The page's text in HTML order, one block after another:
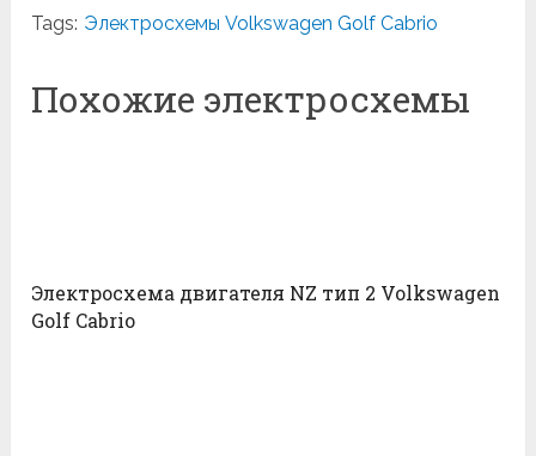
Tags: Электросхемы Volkswagen Golf Cabrio
Похожие электросхемы
Электросхема двигателя NZ тип 2 Volkswagen
Golf Cabrio